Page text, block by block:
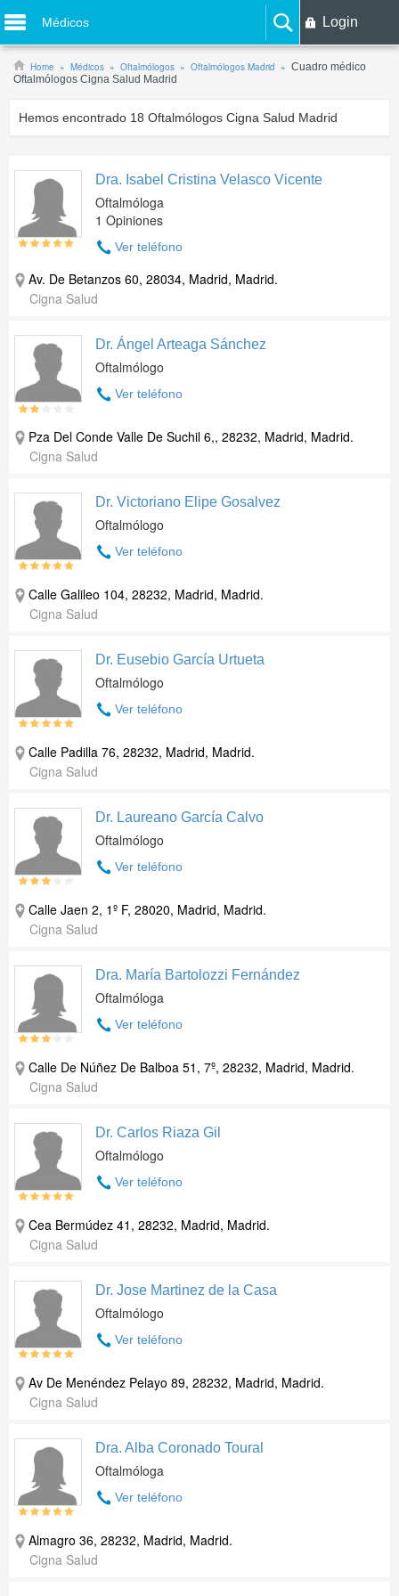
Médicos Login
Home Médicos Oftalmólogos Oftalmólogos Madrid
Cuadro médico
Oftalmólogos Cigna Salud Madrid
Hemos encontrado 18 Oftalmólogos Cigna Salud Madrid
Dra. Isabel Cristina Velasco Vicente
Oftalmóloga
1 Opiniones
Ver teléfono
Av. De Betanzos 60, 28034, Madrid, Madrid.
Cigna Salud
Dr. Ángel Arteaga Sánchez
Oftalmólogo
Ver teléfono
Pza Del Conde Valle De Suchil 6,, 28232, Madrid, Madrid.
Cigna Salud
Dr. Victoriano Elipe Gosalvez
Oftalmólogo
Ver teléfono
Calle Galileo 104, 28232, Madrid, Madrid.
Cigna Salud
Dr. Eusebio García Urtueta
Oftalmólogo
Ver teléfono
Calle Padilla 76, 28232, Madrid, Madrid.
Cigna Salud
Dr. Laureano García Calvo
Oftalmólogo
Ver teléfono
Calle Jaen 2, 1º F, 28020, Madrid, Madrid.
Cigna Salud
Dra. María Bartolozzi Fernández
Oftalmóloga
Ver teléfono
Calle De Núñez De Balboa 51, 7º, 28232, Madrid, Madrid.
Cigna Salud
Dr. Carlos Riaza Gil
Oftalmólogo
Ver teléfono
Cea Bermúdez 41, 28232, Madrid, Madrid.
Cigna Salud
Dr. Jose Martinez de la Casa
Oftalmólogo
Ver teléfono
Av De Menéndez Pelayo 89, 28232, Madrid, Madrid.
Cigna Salud
Dra. Alba Coronado Toural
Oftalmóloga
Ver teléfono
Almagro 36, 28232, Madrid, Madrid.
Cigna Salud